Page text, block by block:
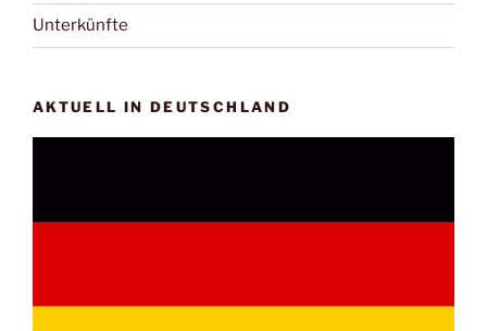
Unterkünfte
AKTUELL IN DEUTSCHLAND